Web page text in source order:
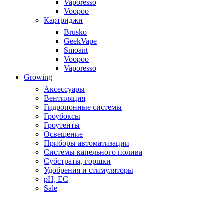
Vaporesso
Voopoo
Картриджи
Brusko
GeekVape
Smoant
Voopoo
Vaporesso
Growing
Аксессуары
Вентиляция
Гидропонные системы
Гроубоксы
Гроутенты
Освещение
Приборы автоматизации
Системы капельного полива
Субстраты, горшки
Удобрения и стимуляторы
pH, EC
Sale